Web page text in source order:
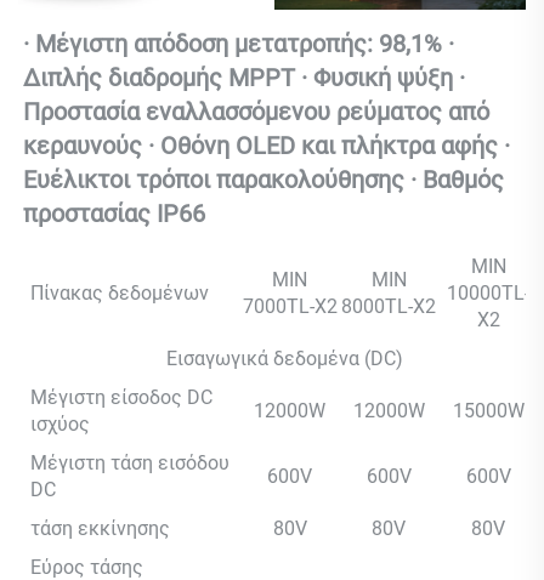
· Μέγιστη απόδοση μετατροπής: 98,1% ·
Διπλής διαδρομής MPPT · Φυσική ψύξη ·
Προστασία εναλλασσόμενου ρεύματος από
κεραυνούς · Οθόνη OLED και πλήκτρα αφής ·
Ευέλικτοι τρόποι παρακολούθησης · Βαθμός
προστασίας IP66
Πίνακας δεδομένων
MIN
7000TL-X2
MIN
8000TL-X2
MIN
10000TL-
X2
Εισαγωγικά δεδομένα (DC)
Μέγιστη είσοδος DC
ισχύος
12000W 12000W 15000W
Μέγιστη τάση εισόδου
DC
600V 600V 600V
τάση εκκίνησης 80V 80V
80V
Εύρος τάσης